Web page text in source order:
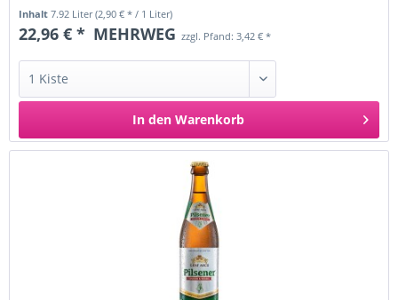
Inhalt7.92 Liter(2,90 € * / 1 Liter)
22,96 € * MEHRWEG zzgl. Pfand: 3,42 € *
In den Warenkorb